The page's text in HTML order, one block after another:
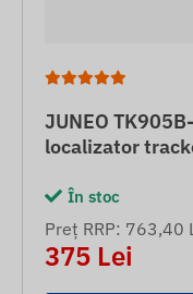
JUNEO
localizator
În stoc
Preț RRP: 763,40
375 Lei